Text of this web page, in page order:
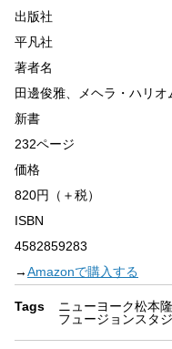
出版社
平凡社
著者名
田邊俊雅、メヘラ・ハリオ
新書
232ページ
価格
820円（＋税）
ISBN
4582859283
→Amazonで購入する
Tags ニューヨーク松本隆
フュージョンスタ